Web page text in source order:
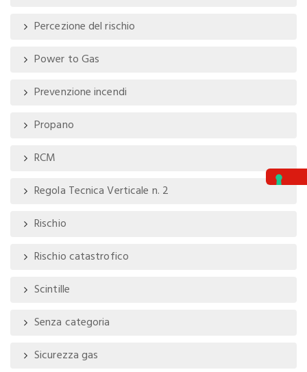
Percezione del rischio
Power to Gas
Prevenzione incendi
Propano
RCM
Regola Tecnica Verticale n. 2
Rischio
Rischio catastrofico
Scintille
Senza categoria
Sicurezza gas